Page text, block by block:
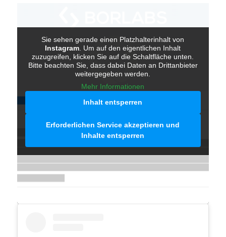
Sie sehen gerade einen Platzhalterinhalt von
Instagram . Um auf den eigentlichen Inhalt
zuzugreifen, klicken Sie auf die Schaltfläche unten.
Bitte beachten Sie, dass dabei Daten an Drittanbieter
weitergegeben werden.
Mehr Informationen
Inhalt entsperren
Erforderlichen Service akzeptieren und
Inhalte entsperren